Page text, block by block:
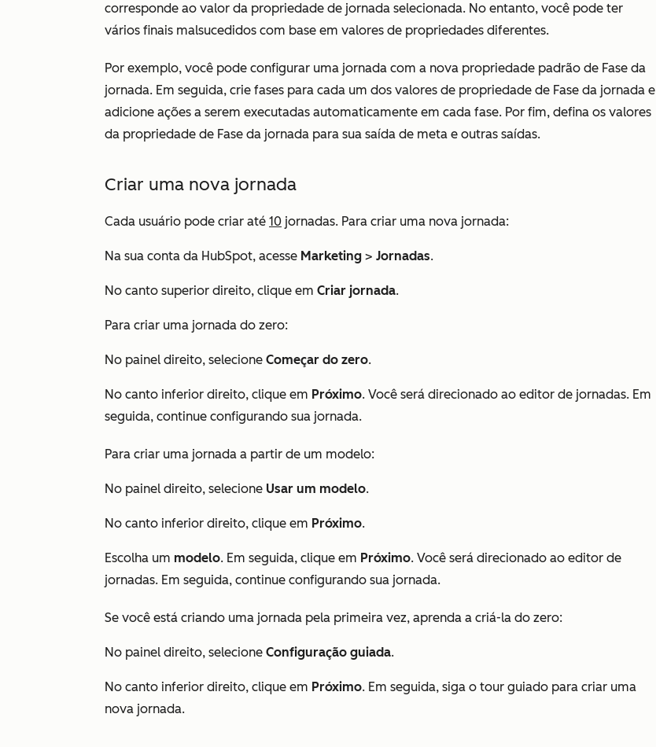
corresponde ao valor da propriedade de jornada selecionada. No entanto, você pode ter
vários finais malsucedidos com base em valores de propriedades diferentes.
Por exemplo, você pode configurar uma jornada com a nova propriedade padrão de Fase da
jornada. Em seguida, crie fases para cada um dos valores de propriedade de Fase da jornada e
adicione ações a serem executadas automaticamente em cada fase. Por fim, defina os valores
da propriedade de Fase da jornada para sua saída de meta e outras saídas.
Criar uma nova jornada
Cada usuário pode criar até 10 jornadas. Para criar uma nova jornada:
Na sua conta da HubSpot, acesse Marketing > Jornadas.
No canto superior direito, clique em Criar jornada.
Para criar uma jornada do zero:
No painel direito, selecione Começar do zero.
No canto inferior direito, clique em Próximo. Você será direcionado ao editor de jornadas. Em
seguida, continue configurando sua jornada.
Para criar uma jornada a partir de um modelo:
No painel direito, selecione Usar um modelo.
No canto inferior direito, clique em Próximo.
Escolha um modelo. Em seguida, clique em Próximo. Você será direcionado ao editor de
jornadas. Em seguida, continue configurando sua jornada.
Se você está criando uma jornada pela primeira vez, aprenda a criá-la do zero:
No painel direito, selecione Configuração guiada.
No canto inferior direito, clique em Próximo. Em seguida, siga o tour guiado para criar uma
nova jornada.